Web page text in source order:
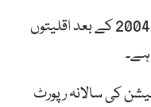
امریکہ نے بھی بھارت کو پہلی مرتبہ 2004 کے بعد اقلیتوں
کی سالانہ رپورٹ